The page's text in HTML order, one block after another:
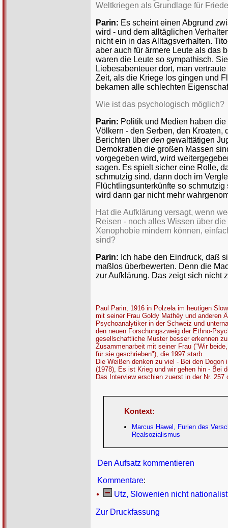
Weltkriegen als Grundlage für
Parin: Es scheint einen Abgrund
wird - und dem alltäglichen
nicht ein in das Alltagsverhalten.
aber auch für ärmere Leute als das
waren die Leute so sympathisch.
Liebesabenteuer dort, man
Zeit, als die Kriege los gingen und
bekamen alle schlechten
Wie ist das psychologisch möglich?
Parin: Politik und Medien haben
Völkern - den Serben, den Kroaten,
Berichten über den gewalttätigen
Demokratien die großen Massen
vorgegeben wird, wird
sagen. Es spielt sicher eine Rolle,
schmutzig sind, dann doch im
Flüchtlingsunterkünfte so
wird dann gar nicht mehr
Hat die Aufklärung versagt, wenn
Reisen - noch alles Wissen über
Xenophobie mindern können,
sind?
Parin: Ich habe den Eindruck, daß
maßlos überbewerten. Denn die
zur Aufklärung. Das zeigt sich nicht
Paul Parin, 1916 in Polzela im heutigen
mit seiner Frau Goldy Mathèy und anderen
Psychoanalytiker in der Schweiz und
den neuen Forschungszweig der Ethno-
gesellschaftliche Muster besser erkennen
Zusammenarbeit mit seiner Frau ("Wir
für sie geschrieben"), die 1997 starb.
Die Weißen denken zu viel - Bei den
(1978), Es ist Krieg und wir gehen hin - Bei
Das Interview erschien zuerst in der Nr. 257
Kontext:
Marcus Hawel, Furien des
Realsozialismus
Den Aufsatz kommentieren
Kommentare:
Utz, Slowenien nicht
Zur Druckfassung